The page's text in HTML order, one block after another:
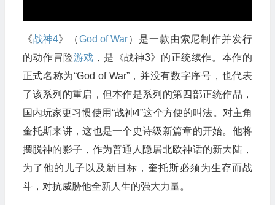
《战神4》（God of War）是一款由索尼制作并发行
的动作冒险游戏，是《战神3》的正统续作。本作的
正式名称为“God of War”，并没有数字序号，也代表
了该系列的重启，但本作是系列的第四部正统作品，
国内玩家更习惯使用“战神4”这个方便的叫法。对主角
奎托斯来讲，这也是一个史诗级新篇章的开始。他将
摆脱神的影子，作为普通人隐居北欧神话的新大陆，
为了他的儿子以及新目标，奎托斯必须为生存而战
斗，对抗威胁他全新人生的强大力量。